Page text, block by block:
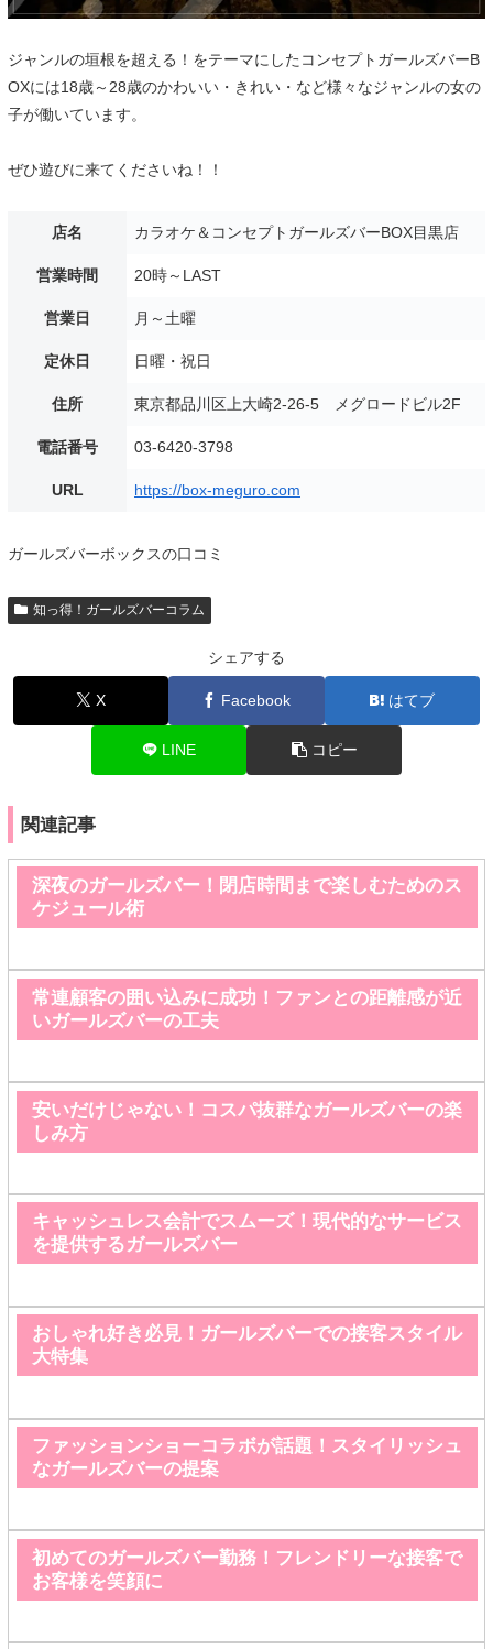
ジャンルの垣根を超える！をテーマにしたコンセプトガールズバーB
OXには18歳～28歳のかわいい・きれい・など様々なジャンルの女の
子が働いています。
ぜひ遊びに来てくださいね！！
店名 カラオケ＆コンセプトガールズバーBOX目黒店
営業時間 20時～LAST
営業日 月～土曜
定休日 日曜・祝日
住所 東京都品川区上大崎2-26-5 メグロードビル2F
電話番号 03-6420-3798
URL https://box-meguro.com
ガールズバーボックスの口コミ
知っ得！ガールズバーコラム
シェアする
X Facebook はてブ
LINE コピー
関連記事
深夜のガールズバー！閉店時間まで楽しむためのス
ケジュール術
常連顧客の囲い込みに成功！ファンとの距離感が近
いガールズバーの工夫
安いだけじゃない！コスパ抜群なガールズバーの楽
しみ方
キャッシュレス会計でスムーズ！現代的なサービス
を提供するガールズバー
おしゃれ好き必見！ガールズバーでの接客スタイル
大特集
ファッションショーコラボが話題！スタイリッシュ
なガールズバーの提案
初めてのガールズバー勤務！フレンドリーな接客で
お客様を笑顔に